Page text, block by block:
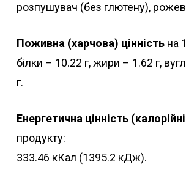
розпушувач (без глютену),
Поживна (харчова) цінністьна
білки – 10.22 г, жири – 1.62 г,
г.
Енергетична цінність
продукту:
333.46 кКал (1395.2 кДж).